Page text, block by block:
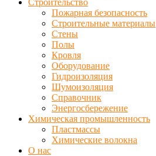
Строительство
Пожарная безопасность
Строительные материалы
Стены
Полы
Кровля
Оборудование
Гидроизоляция
Шумоизоляция
Справочник
Энергосбережение
Химическая промышленность
Пластмассы
Химические волокна
О нас